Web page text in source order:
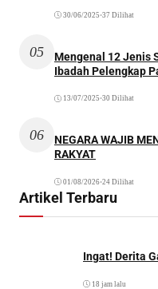
30/06/2025 •37 Dilihat
05
Mengenal 12 Jenis
Ibadah Pelengkap
13/07/2025 •30 Dilihat
06
NEGARA WAJIB
RAKYAT
01/08/2026•24 Dilihat
Artikel Terbaru
Ingat! Derita
18 jam lalu